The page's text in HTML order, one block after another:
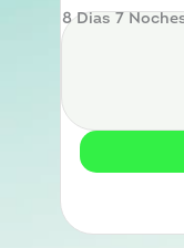
8 Dias 7